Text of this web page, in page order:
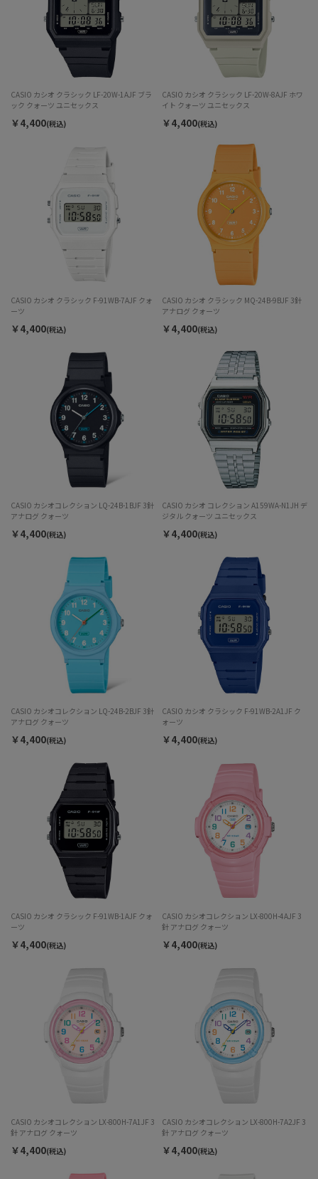
CASIO カシオ クラシック LF-20W-1AJF ブラ
ック クォーツ ユニセックス
￥4,400(税込)
CASIO カシオ クラシック LF-20W-8AJF ホワ
イト クォーツ ユニセックス
￥4,400(税込)
CASIO カシオ クラシック F-91WB-7AJF クォ
ーツ
￥4,400(税込)
CASIO カシオ クラシック MQ-24B-9BJF 3針
アナログ クォーツ
￥4,400(税込)
CASIO カシオコレクション LQ-24B-1BJF 3針
アナログ クォーツ
￥4,400(税込)
CASIO カシオ コレクション A159WA-N1JH デ
ジタル クォーツ ユニセックス
￥4,400(税込)
CASIO カシオコレクション LQ-24B-2BJF 3針
アナログ クォーツ
￥4,400(税込)
CASIO カシオ クラシック F-91WB-2A1JF ク
ォーツ
￥4,400(税込)
CASIO カシオ クラシック F-91WB-1AJF クォ
ーツ
￥4,400(税込)
CASIO カシオコレクション LX-800H-4AJF 3
針 アナログ クォーツ
￥4,400(税込)
CASIO カシオコレクション LX-800H-7A1JF 3
針 アナログ クォーツ
￥4,400(税込)
CASIO カシオコレクション LX-800H-7A2JF 3
針 アナログ クォーツ
￥4,400(税込)